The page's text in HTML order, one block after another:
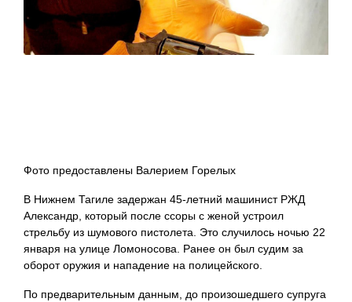
Фото предоставлены Валерием Горелых
В Нижнем Тагиле задержан 45-летний машинист РЖД
Александр, который после ссоры с женой устроил
стрельбу из шумового пистолета. Это случилось ночью 22
января на улице Ломоносова. Ранее он был судим за
оборот оружия и нападение на полицейского.
По предварительным данным, до произошедшего супруга